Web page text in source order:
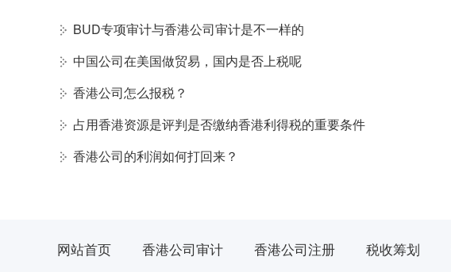
BUD专项审计与香港公司审计是不一样的
中国公司在美国做贸易，国内是否上税呢
香港公司怎么报税？
占用香港资源是评判是否缴纳香港利得税的重要条件
香港公司的利润如何打回来？
网站首页 香港公司审计 香港公司注册 税收筹划